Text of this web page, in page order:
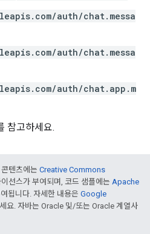
auth/chat.messa
auth/chat.messa
auth/chat.app.m
참고하세요.
텐츠에는 Creative Commons
선스가 부여되며, 코드 샘플에는 Apache
됩니다. 자세한 내용은 Google
요. 자바는 Oracle 및/또는 Oracle 계열사